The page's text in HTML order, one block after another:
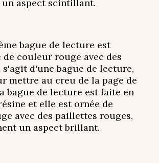
aspect scintillant.
bague de lecture est
de couleur rouge avec des
d'une bague de lecture,
mettre au creu de la page de
bague de lecture est faite en
et elle est ornée de
avec des paillettes rouges,
un aspect brillant.